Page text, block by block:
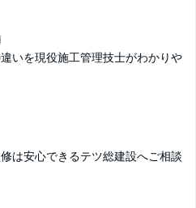
いを現役施工管理技士がわかりや
は安心できるテツ総建設へご相談